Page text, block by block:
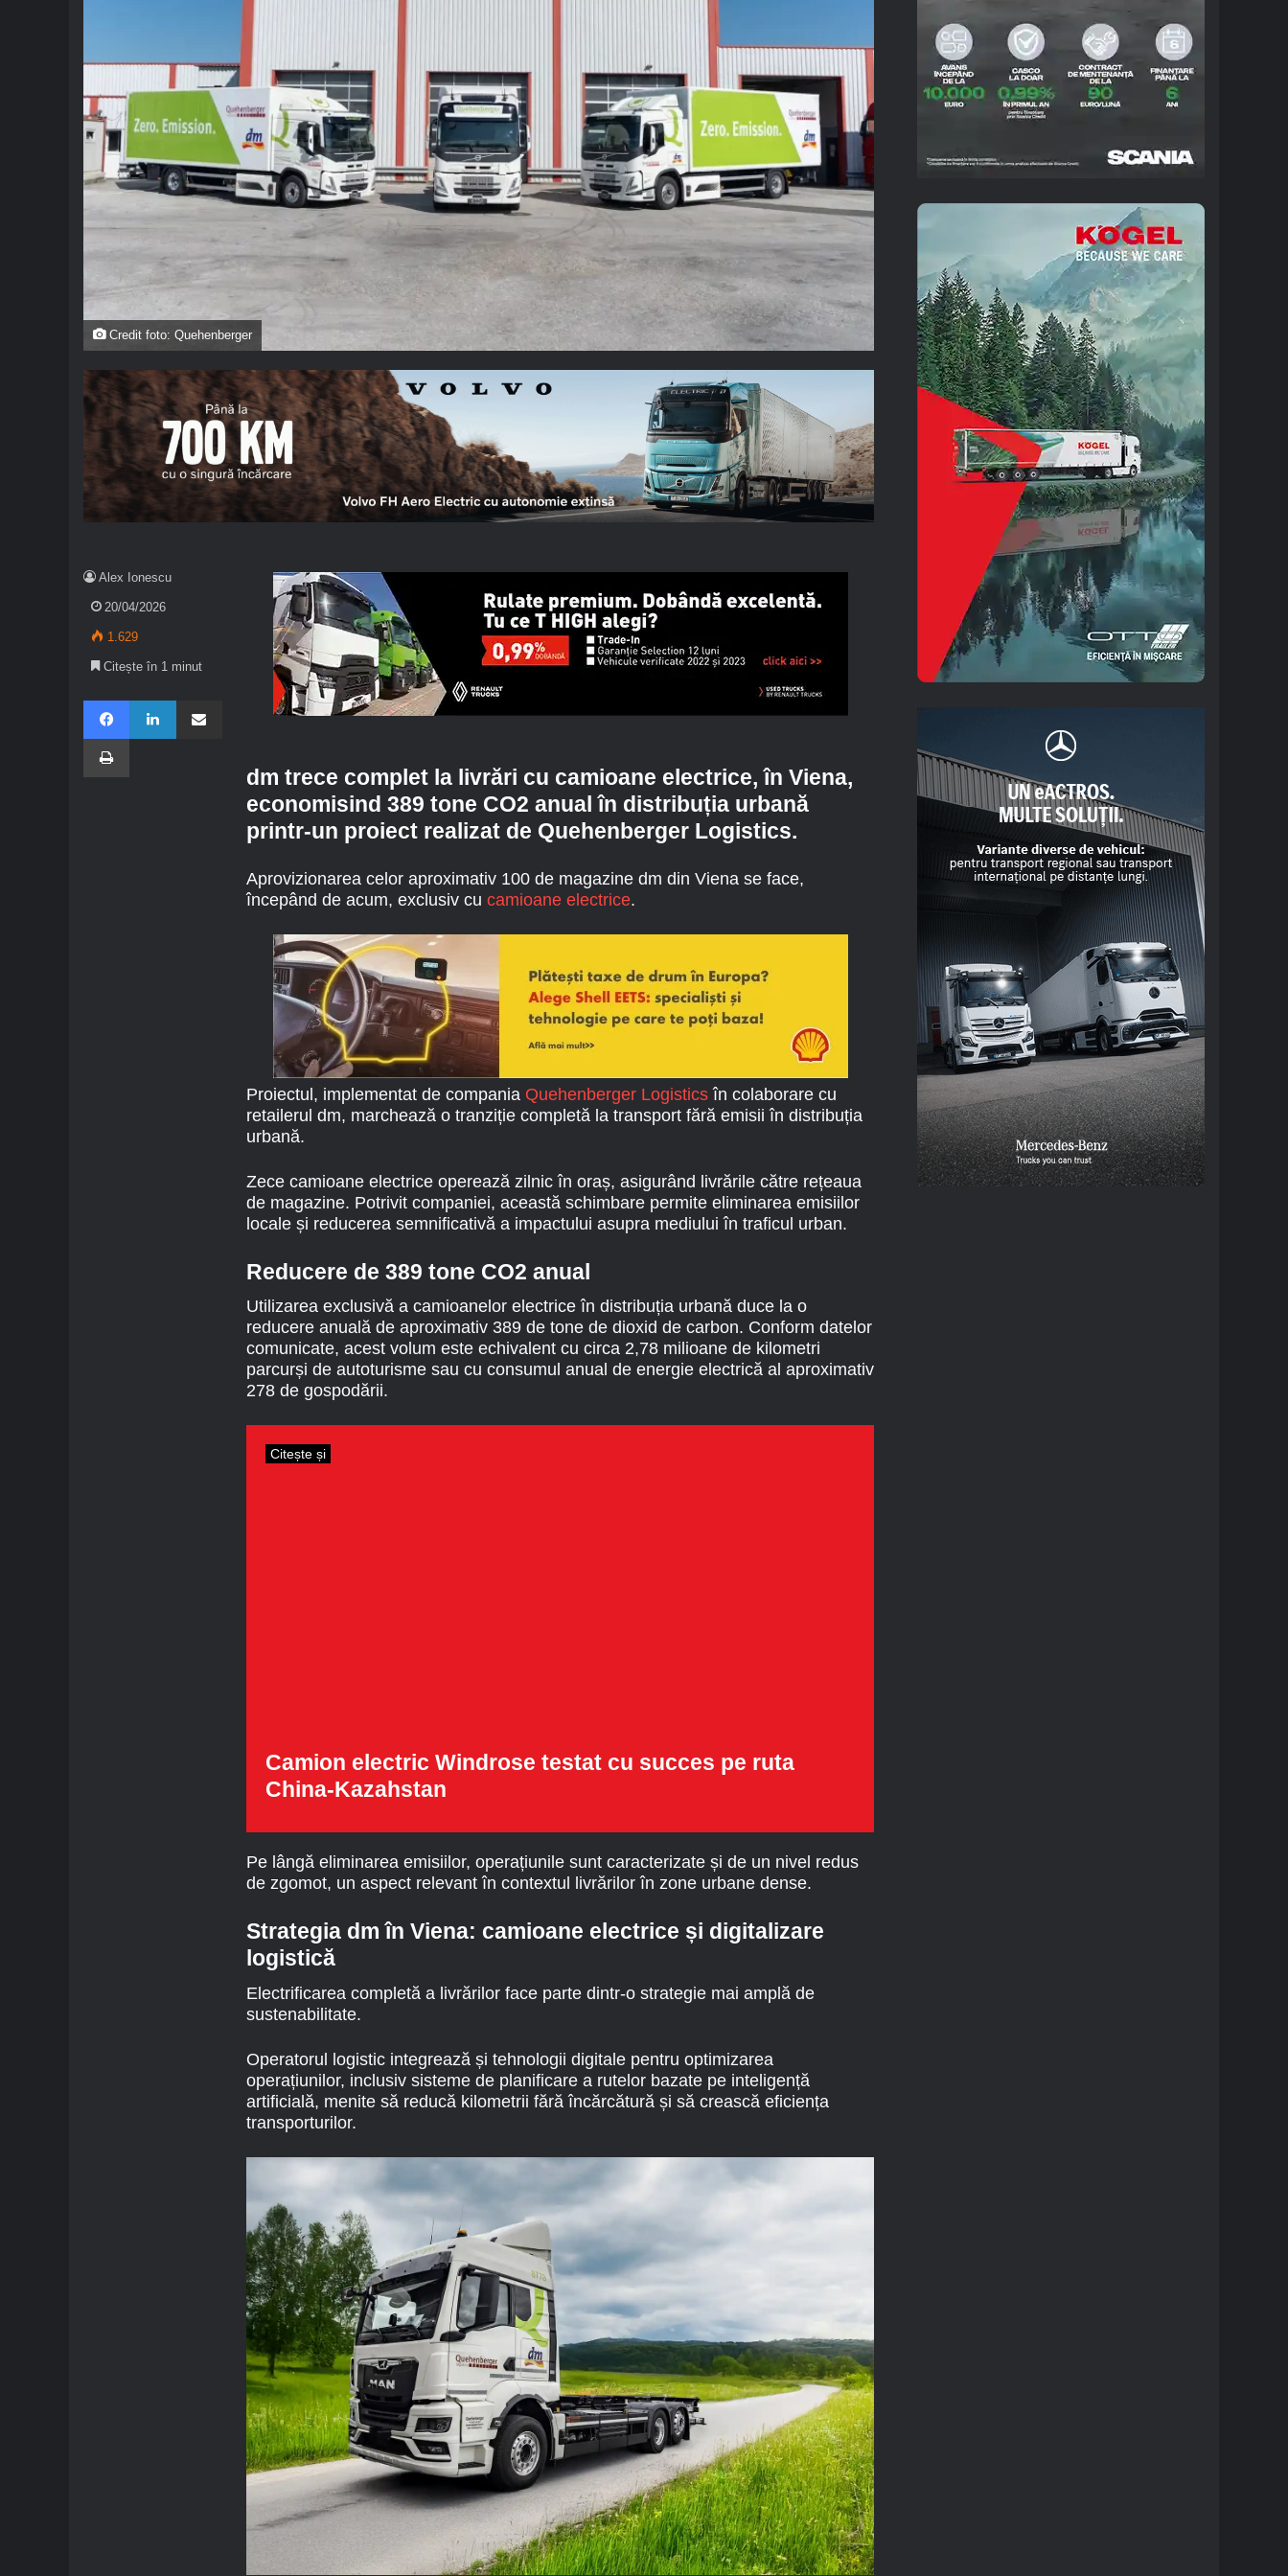
Credit foto: Quehenberger
dm trece complet la livrări cu camioane electrice, în Viena,
economisind 389 tone CO2 anual în distribuția urbană
printr-un proiect realizat de Quehenberger Logistics.
Aprovizionarea celor aproximativ 100 de magazine dm din Viena se face,
începând de acum, exclusiv cu camioane electrice.
Proiectul, implementat de compania Quehenberger Logistics în colaborare cu
retailerul dm, marchează o tranziție completă la transport fără emisii în distribuția
urbană.
Zece camioane electrice operează zilnic în oraș, asigurând livrările către rețeaua
de magazine. Potrivit companiei, această schimbare permite eliminarea emisiilor
locale și reducerea semnificativă a impactului asupra mediului în traficul urban.
Reducere de 389 tone CO2 anual
Utilizarea exclusivă a camioanelor electrice în distribuția urbană duce la o
reducere anuală de aproximativ 389 de tone de dioxid de carbon. Conform datelor
comunicate, acest volum este echivalent cu circa 2,78 milioane de kilometri
parcurși de autoturisme sau cu consumul anual de energie electrică al aproximativ
278 de gospodării.
Citește și
Camion electric Windrose testat cu succes pe ruta
China-Kazahstan
Pe lângă eliminarea emisiilor, operațiunile sunt caracterizate și de un nivel redus
de zgomot, un aspect relevant în contextul livrărilor în zone urbane dense.
Strategia dm în Viena: camioane electrice și digitalizare
logistică
Electrificarea completă a livrărilor face parte dintr-o strategie mai amplă de
sustenabilitate.
Operatorul logistic integrează și tehnologii digitale pentru optimizarea
operațiunilor, inclusiv sisteme de planificare a rutelor bazate pe inteligență
artificială, menite să reducă kilometrii fără încărcătură și să crească eficiența
transporturilor.
Alex Ionescu
20/04/2026
1.629
Citește în 1 minut
Facebook LinkedIn
Imprimare